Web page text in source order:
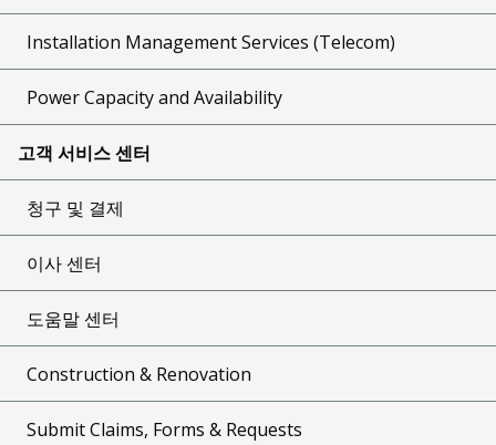
Installation Management Services (Telecom)
Power Capacity and Availability
고객 서비스 센터
청구 및 결제
이사 센터
도움말 센터
Construction & Renovation
Submit Claims, Forms & Requests